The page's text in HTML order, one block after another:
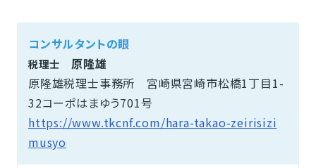
コンサルタントの眼
税理士 原隆雄
原隆雄税理士事務所 宮崎県宮崎市松橋1丁目1-
32コーポはまゆう701号
https://www.tkcnf.com/hara-takao-zeirisizi
musyo